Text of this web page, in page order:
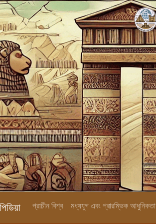
প্রাচীন বিশ্ব মধ্যযুগ এবং প্রারম্ভিক আধুনিকতা